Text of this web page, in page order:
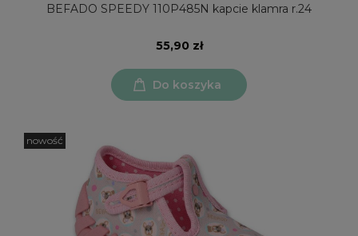
BEFADO SPEEDY 110P485N kapcie klamra r.24
55,90 zł
Do koszyka
nowość